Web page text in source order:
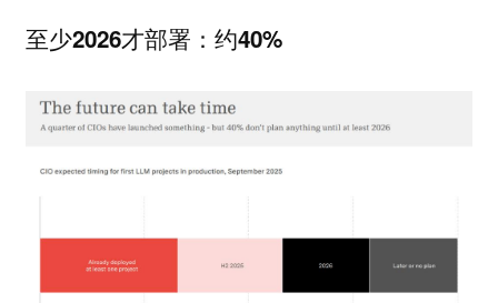
至少2026才部署：约40%